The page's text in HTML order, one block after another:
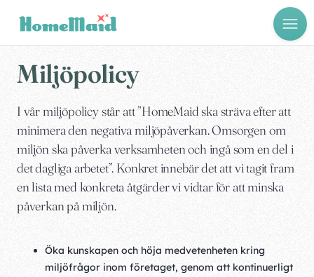
Miljöpolicy
I vår miljöpolicy står att ”HomeMaid ska sträva efter att
minimera den negativa miljöpåverkan. Omsorgen om
miljön ska påverka verksamheten och ingå som en del i
det dagliga arbetet”. Konkret innebär det att vi tagit fram
en lista med konkreta åtgärder vi vidtar för att minska
påverkan på miljön.
Öka kunskapen och höja medvetenheten kring
miljöfrågor inom företaget, genom att kontinuerligt